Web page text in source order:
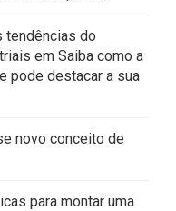
tendências do
em Saiba como a
pode destacar a sua
novo conceito de
para montar uma